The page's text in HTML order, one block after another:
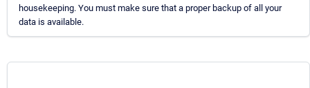
housekeeping. You must make sure that a proper backup of all your
data is available.